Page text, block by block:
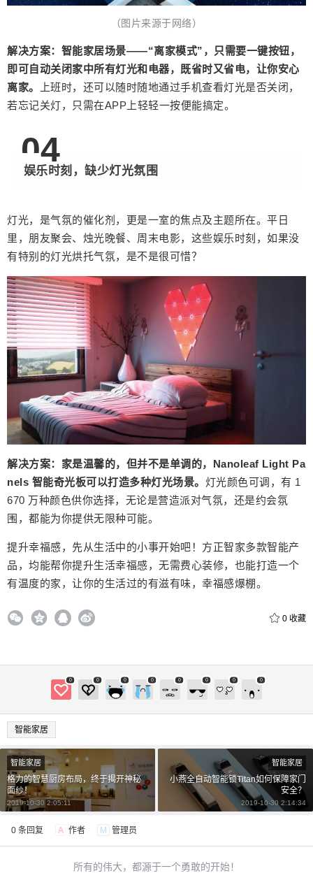
（图片来源于网络）
解决方案： 智能家居场景——“离家模式”，只需要一键按钮，
即可自动关闭家中所有灯光和电器，既省时又省电，让你安心
离家。
上班时，还可以随时随地通过手机查看灯光是否关闭，
若忘记关灯，只需在APP上轻轻一按便能搞定。
04
娱乐时刻，缺少灯光氛围
灯光，是气氛的催化剂，更是一室的焦点及主题所在。平日
里，朋友聚会、烛光晚餐、周末电影，这些娱乐时刻，如果没
有特别的灯光烘托气氛，是不是很可惜？
解决方案： 家是温馨的，但并不是单调的，Nanoleaf Light Pa
nels 智能奇光板可以打造多种灯光场景。 灯光颜色可调，有 1
670 万种颜色供你选择，无论是营造派对气氛，还是约会氛
围，都能为你提供无限种可能。
提升幸福感，先从生活中的小事开始吧！ 方正智家多款智能产
品，均能帮你提升生活幸福感，无需费心装修，也能打造一个
有温度的家，让你的生活过的有滋有味，幸福感爆棚。
0 收藏
0 0 0 0 0 0 0 0
智能家居
2 元 5 元 10
20 50
立刻支付
付费内容
立刻支付
智能家居
格力的智慧厨房布局，终于揭开神秘
面纱！
2019-10-30 2:05:11
智能家居
小燕全自动智能锁Titan如何保障家门
安全？
2019-10-30 2:14:34
0 条回复 A 作者 M 管理员
所有的伟大，都源于一个勇敢的开始！
忘记密码？ 找回